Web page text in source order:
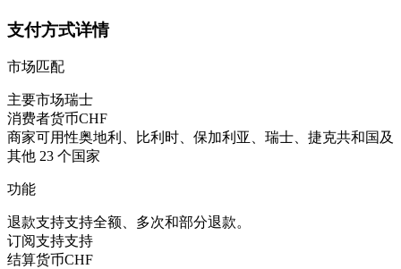
支付方式详情
市场匹配
主要市场瑞士
消费者货币CHF
商家可用性奥地利、比利时、保加利亚、瑞士、捷克共和国及
其他 23 个国家
功能
退款支持支持全额、多次和部分退款。
订阅支持支持
结算货币CHF